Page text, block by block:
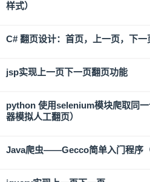
样式）
C# 翻页设计：首页，上一页，下
jsp实现上一页下一页翻页功能
python 使用selenium模块爬取同
器模拟人工翻页）
Java爬虫——Gecco简单入门程序（